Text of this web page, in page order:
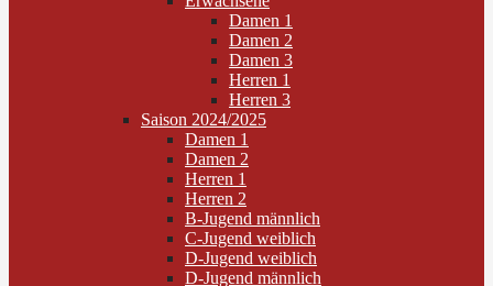
Damen 1
Damen 2
Damen 3
Herren 1
Herren 3
Saison 2024/2025
Damen 1
Damen 2
Herren 1
Herren 2
B-Jugend männlich
C-Jugend weiblich
D-Jugend weiblich
D-Jugend männlich